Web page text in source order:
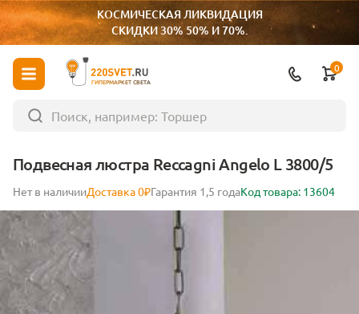
КОСМИЧЕСКАЯ ЛИКВИДАЦИЯ
СКИДКИ 30% 50% И 70%.
ГИПЕРМАРКЕТ СВЕТА
0
Подвесная люстра Reccagni Angelo L 3800/5
Нет в наличииДоставка 0₽Гарантия 1,5 годаКод товара: 13604